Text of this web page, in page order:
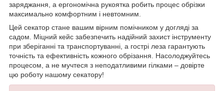
заряджання, а ергономічна рукоятка робить процес обрізки
максимально комфортним і невтомним.
Цей секатор стане вашим вірним помічником у догляді за
садом. Міцний кейс забезпечить надійний захист інструменту
при зберіганні та транспортуванні, а гострі леза гарантують
точність та ефективність кожного обрізання. Насолоджуйтесь
процесом, а не мучтеся з неподатливими гілками – довірте
цю роботу нашому секатору!